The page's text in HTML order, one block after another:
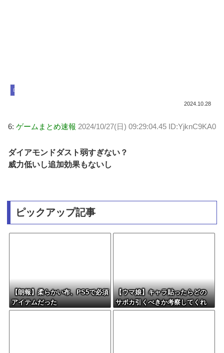
ロマサガ リ・ユニバース
2024.10.28
6: ゲームまとめ速報 2024/10/27(日) 09:29:04.45 ID:YjknC9KA0
ダイアモンドダスト弱すぎない？
威力低いし追加効果もないし
ピックアップ記事
【朗報】柔らかい布、PS5で必須
アイテムだった
【ウマ娘】キャラ貼ったらどの
サポカ引くべきか考察してくれ
るツールない？